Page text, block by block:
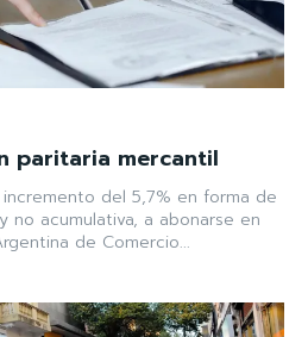
paritaria mercantil
del 5,7% en forma de
no acumulativa, a abonarse en
Argentina de Comercio...